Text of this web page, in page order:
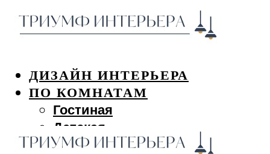
ДИЗАЙН ИНТЕРЬЕРА
ПО КОМНАТАМ
Гостиная
Детская
Спальня